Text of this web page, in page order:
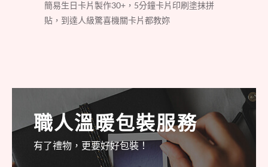
簡易生日卡片製作30+，5分鐘卡片印刷塗抹拼
貼，到達人級驚喜機關卡片都教妳
職人溫暖包裝服務
有了禮物，更要好好包裝！